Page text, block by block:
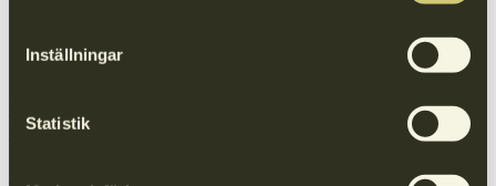
Inställningar
Statistik
Hej Anders Svensson, ny styrelseordförande för
NPA
Anders Svensson är ny styrelseordförande och kommer in med lång